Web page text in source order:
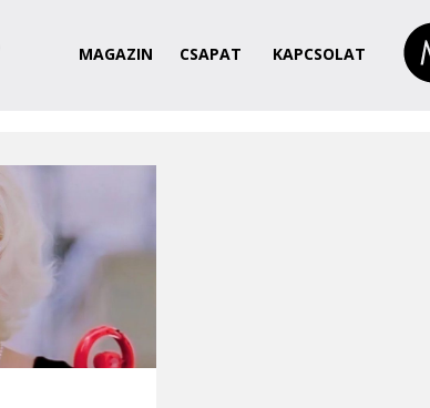
MAGAZIN CSAPAT KAPCSOLAT